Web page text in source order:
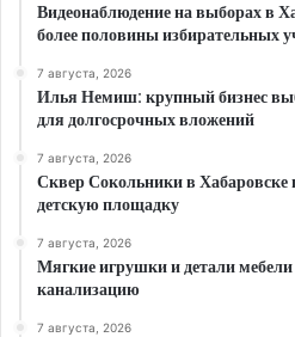
Видеонаблюдение на выборах в
более половины избирательных
7 августа, 2026
Илья Немиш: крупный бизнес
для долгосрочных вложений
7 августа, 2026
Сквер Сокольники в
детскую площадку
7 августа, 2026
Мягкие игрушки и детали
канализацию
7 августа, 2026